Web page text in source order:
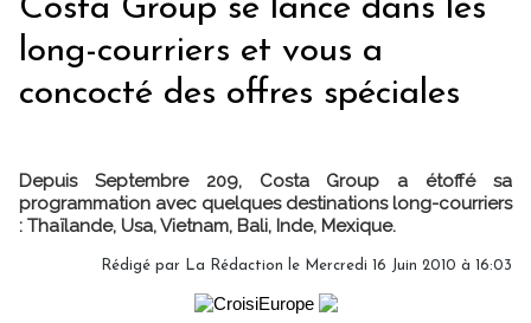
Costa Group se lance dans les
long-courriers et vous a
concocté des offres spéciales
Depuis Septembre 209, Costa Group a étoffé sa
programmation avec quelques destinations long-courriers
: Thaïlande, Usa, Vietnam, Bali, Inde, Mexique.
Rédigé par La Rédaction le Mercredi 16 Juin 2010 à 16:03